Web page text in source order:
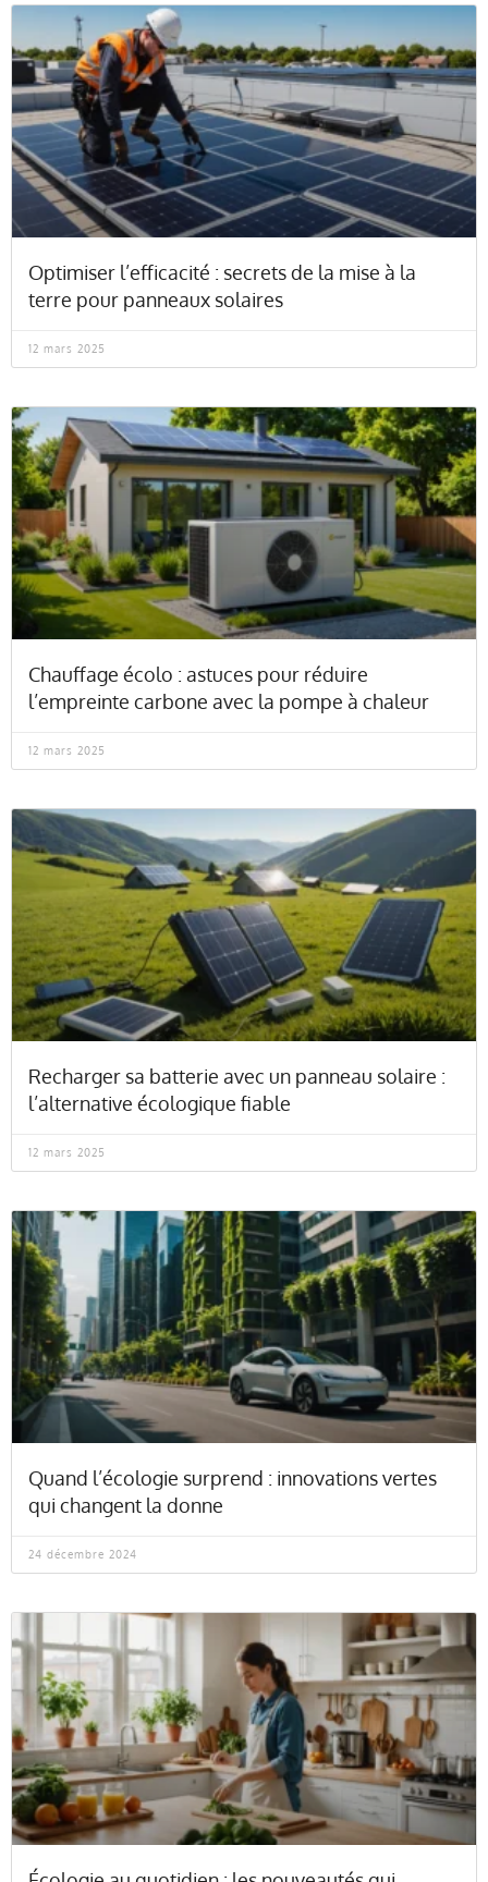
Optimiser l’efficacité : secrets de la mise à la
terre pour panneaux solaires
12 mars 2025
Chauffage écolo : astuces pour réduire
l’empreinte carbone avec la pompe à chaleur
12 mars 2025
Recharger sa batterie avec un panneau solaire :
l’alternative écologique fiable
12 mars 2025
Quand l’écologie surprend : innovations vertes
qui changent la donne
24 décembre 2024